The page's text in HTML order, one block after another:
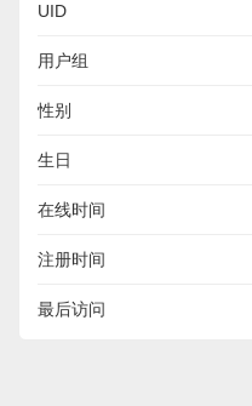
UID
用户组
性别
生日
在线时间
注册时间
最后访问